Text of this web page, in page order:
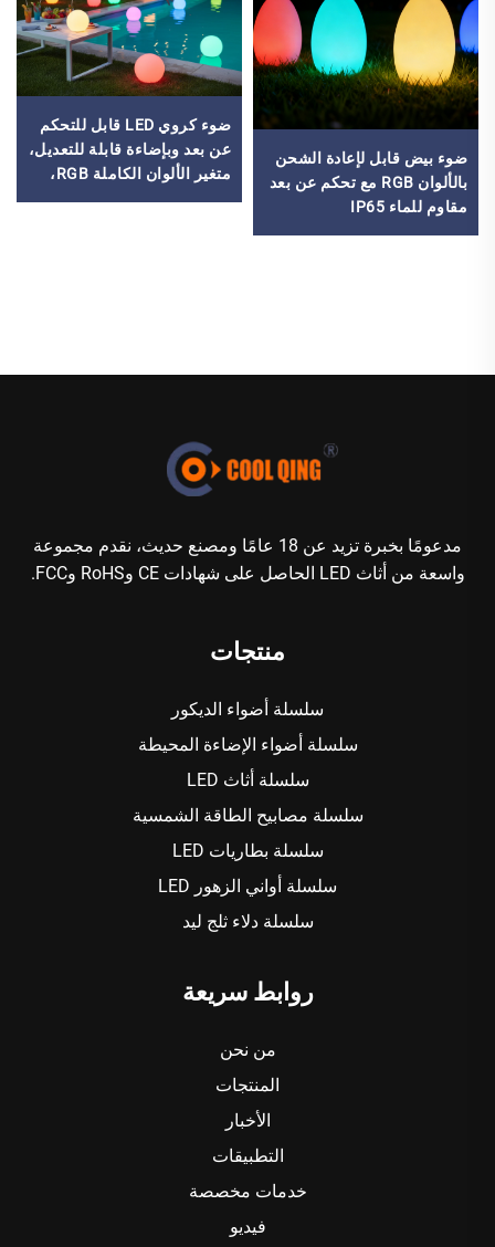
ضوء بيض قابل لإعادة الشحن
بالألوان RGB مع تحكم عن بعد
مقاوم للماء IP65
ضوء كروي LED قابل للتحكم
عن بعد وبإضاءة قابلة للتعديل،
متغير الألوان الكاملة RGB،
قطر 35 سم، مقاوم للماء
مدعومًا بخبرة تزيد عن 18 عامًا ومصنع حديث، نقدم مجموعة
واسعة من أثاث LED الحاصل على شهادات CE وRoHS وFCC.
منتجات
سلسلة أضواء الديكور
سلسلة أضواء الإضاءة المحيطة
سلسلة أثاث LED
سلسلة مصابيح الطاقة الشمسية
سلسلة بطاريات LED
سلسلة أواني الزهور LED
سلسلة دلاء ثلج ليد
روابط سريعة
من نحن
المنتجات
الأخبار
التطبيقات
خدمات مخصصة
فيديو